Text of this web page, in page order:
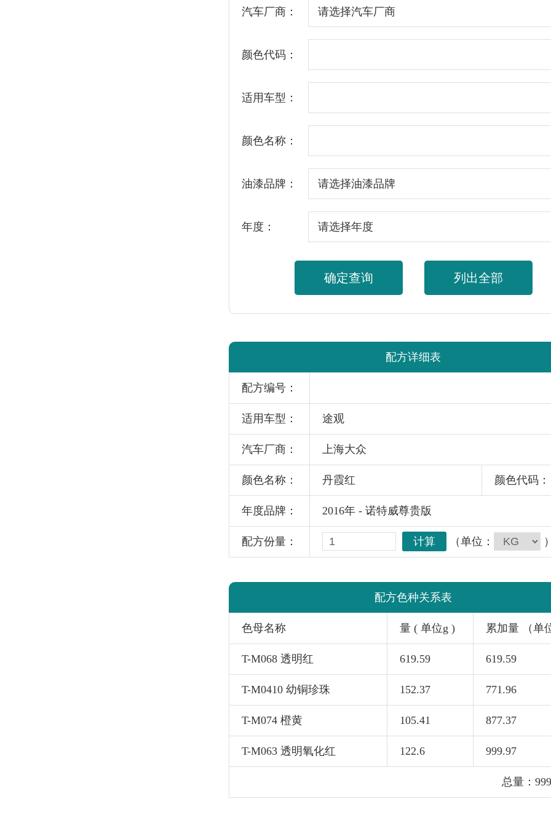
汽车厂商：
颜色代码：
适用车型：
颜色名称：
油漆品牌：
年度：
确定查询 列出全部
配方详细表
配方编号：
适用车型： 途观
汽车厂商： 上海大众
颜色名称： 丹霞红 颜色代码：
年度品牌： 2016年 - 诺特威尊贵版
配方份量： 计算 （单位：
配方色种关系表
色母名称 量 ( 单位g ) 累加量 （单
T-M068 透明红 619.59 619.59
T-M0410 幼铜珍珠 152.37 771.96
T-M074 橙黄 105.41 877.37
T-M063 透明氧化红 122.6 999.97
总量：